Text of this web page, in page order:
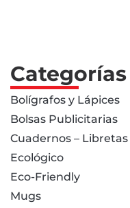
Categorías
Bolígrafos y Lápices
Bolsas Publicitarias
Cuadernos – Libretas
Ecológico
Eco-Friendly
Mugs